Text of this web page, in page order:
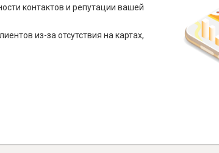
контактов и репутации вашей
из-за отсутствия на картах,